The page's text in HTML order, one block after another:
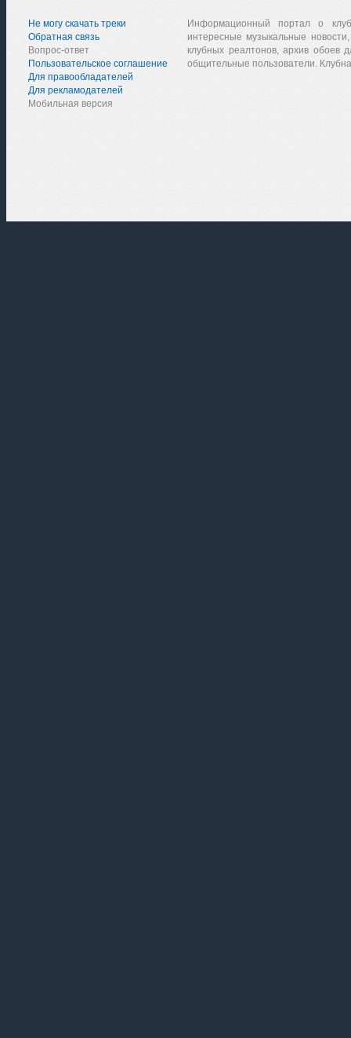
Не могу скачать треки
Обратная связь
Вопрос-ответ
Пользовательское соглашение
Для правообладателей
Для рекламодателей
Мобильная версия
Информационный портал о
интересные музыкальные
клубных реалтонов, архив обоев
общительные пользователи.